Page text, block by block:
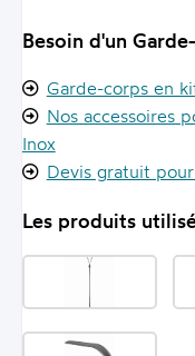
Besoin d'un
Garde-corps en
Nos accessoires
Inox
Devis gratuit
Les produits